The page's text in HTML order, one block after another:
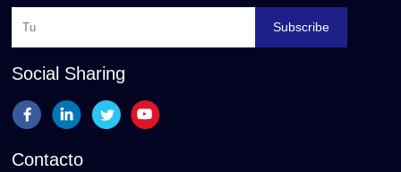
Subscribe
Social Sharing
Contacto